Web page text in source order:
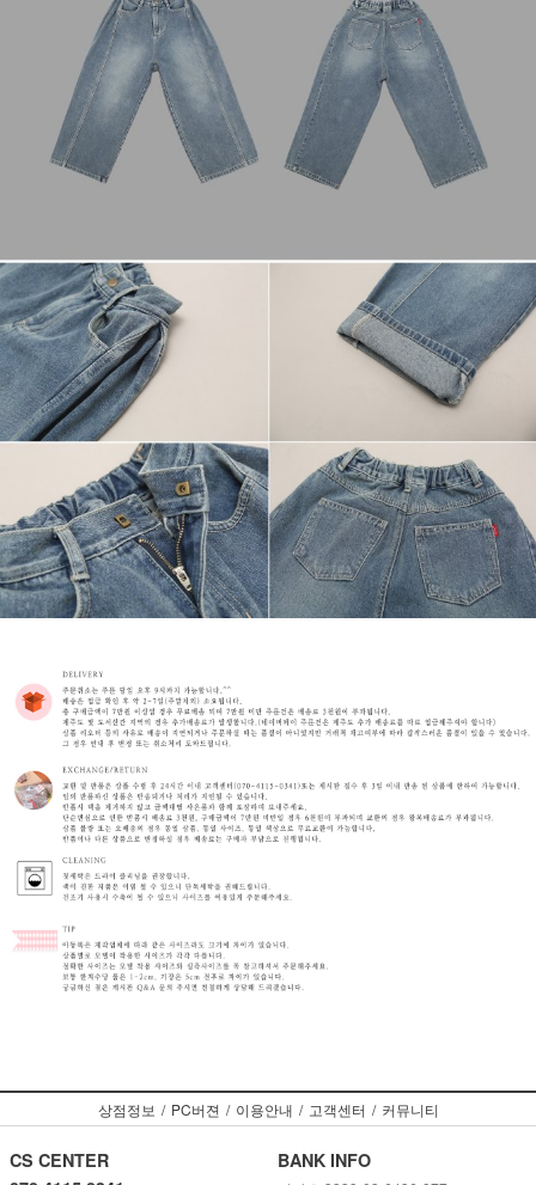
상점정보 / PC버젼 / 이용안내 / 고객센터 / 커뮤니티
CS CENTER
BANK INFO